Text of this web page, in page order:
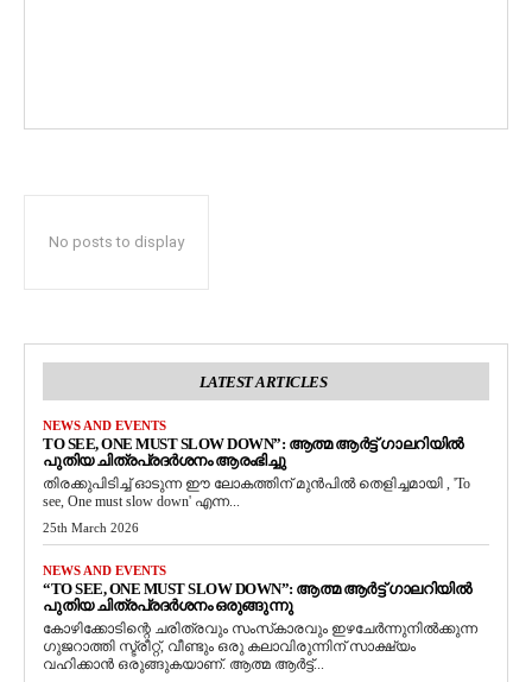
No posts to display
LATEST ARTICLES
NEWS AND EVENTS
TO SEE, ONE MUST SLOW DOWN”: ആത്മ ആർട്ട് ഗാലറിയിൽ
പുതിയ ചിത്രപ്രദർശനം ആരംഭിച്ചു
തിരക്കുപിടിച്ച് ഓടുന്ന ഈ ലോകത്തിന് മുൻപിൽ തെളിച്ചമായി , 'To
see, One must slow down' എന്ന...
25th March 2026
NEWS AND EVENTS
“TO SEE, ONE MUST SLOW DOWN”: ആത്മ ആർട്ട് ഗാലറിയിൽ
പുതിയ ചിത്രപ്രദർശനം ഒരുങ്ങുന്നു
കോഴിക്കോടിന്റെ ചരിത്രവും സംസ്‌കാരവും ഇഴചേർന്നുനിൽക്കുന്ന
ഗുജറാത്തി സ്ട്രീറ്റ്, വീണ്ടും ഒരു കലാവിരുന്നിന് സാക്ഷ്യം
വഹിക്കാൻ ഒരുങ്ങുകയാണ്. ആത്മ ആർട്ട്...